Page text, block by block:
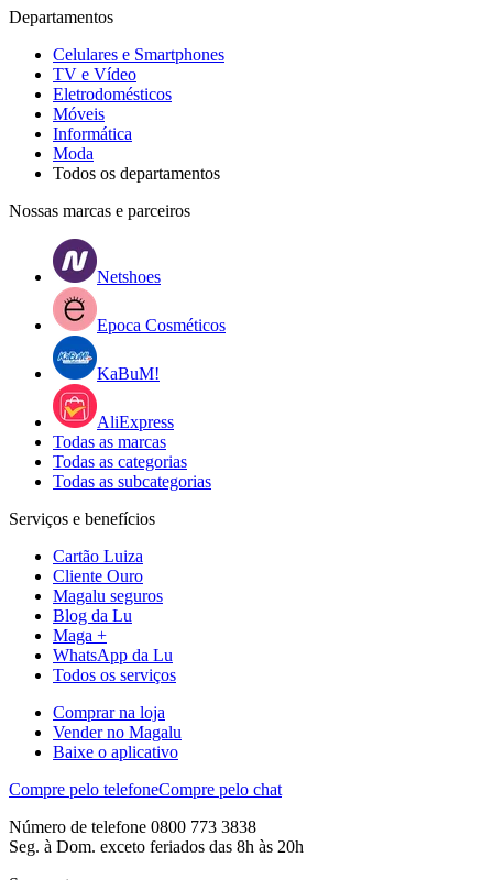
Departamentos
Celulares e Smartphones
TV e Vídeo
Eletrodomésticos
Móveis
Informática
Moda
Todos os departamentos
Nossas marcas e parceiros
Netshoes
Epoca Cosméticos
KaBuM!
AliExpress
Todas as marcas
Todas as categorias
Todas as subcategorias
Serviços e benefícios
Cartão Luiza
Cliente Ouro
Magalu seguros
Blog da Lu
Maga +
WhatsApp da Lu
Todos os serviços
Comprar na loja
Vender no Magalu
Baixe o aplicativo
Compre pelo telefoneCompre pelo chat
Número de telefone 0800 773 3838
Seg. à Dom. exceto feriados das 8h às 20h